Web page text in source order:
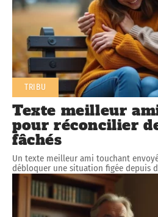
TRIBU
Texte meilleur
pour réconcilier
fâchés
Un texte meilleur ami touchant
débloquer une situation figée depuis